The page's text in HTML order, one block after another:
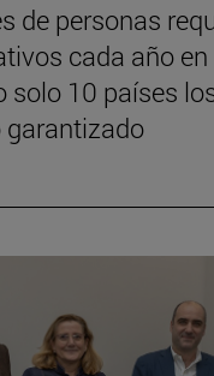
de personas
cada año en
solo 10 países